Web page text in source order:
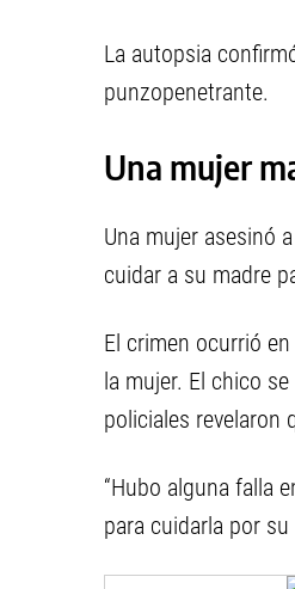
La autopsia
punzopenetrante.
Una mujer
Una mujer asesinó
cuidar a su madre
El crimen ocurrió
la mujer. El chico
policiales revelaron
“Hubo alguna falla
para cuidarla por